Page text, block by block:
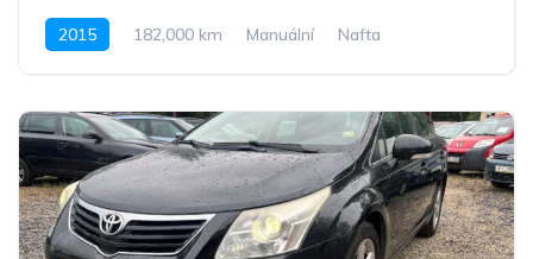
2015 182,000 km Manuální
Nafta